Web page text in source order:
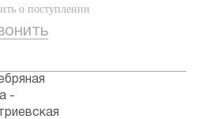
о поступлении